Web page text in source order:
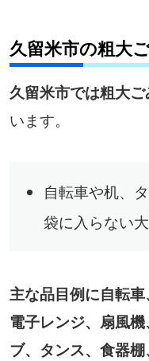
久留米市の粗大
久留米市では粗大
います。
自転車や机、
袋に入らない
主な品目例に自転車
電子レンジ、扇風
ブ、タンス、食器